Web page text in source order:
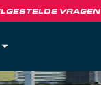
VRAGEN